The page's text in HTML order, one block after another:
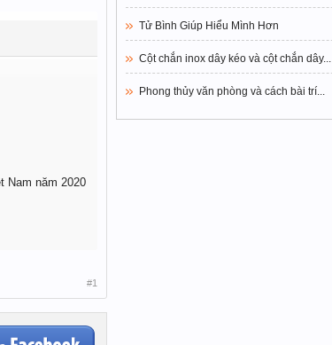
Nam năm 2020
#1
Tử Bình Giúp Hiểu Mình Hơn
Cột chắn inox dây kéo và cột chắn dây...
Phong thủy văn phòng và cách bài trí...